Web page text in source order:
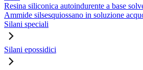
Resina siliconica autoindurente a base
Ammide silsesquiossano in soluzione
Silani speciali
Silani epossidici